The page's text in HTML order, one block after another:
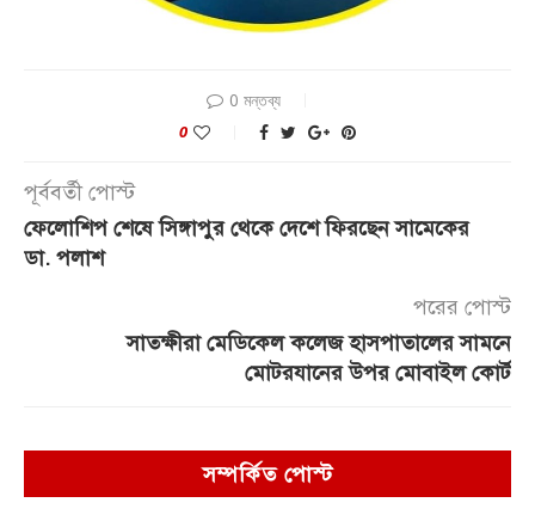
0 মন্তব্য
0
পূর্ববর্তী পোস্ট
ফেলোশিপ শেষে সিঙ্গাপুর থেকে দেশে ফিরছেন সামেকের
ডা. পলাশ
পরের পোস্ট
সাতক্ষীরা মেডিকেল কলেজ হাসপাতালের সামনে
মোটরযানের উপর মোবাইল কোর্ট
সম্পর্কিত পোস্ট